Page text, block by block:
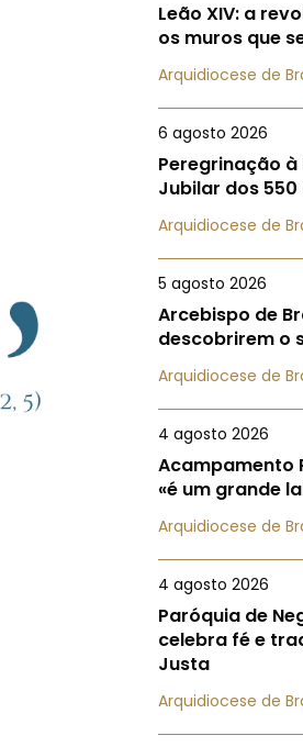
Leão XIV: a
os muros que
Arquidiocese de
6 agosto 2026
Peregrinação
Jubilar dos
Arquidiocese de
5 agosto 2026
Arcebispo de
descobrirem o
Arquidiocese de
4 agosto 2026
Acampamento
«é um grande
Arquidiocese de
4 agosto 2026
Paróquia de
celebra fé e
Justa
Arquidiocese de